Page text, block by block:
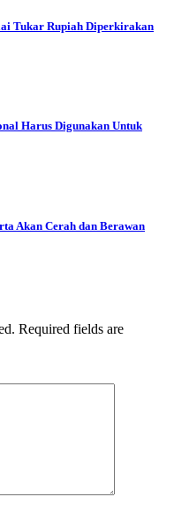
Tukar Rupiah Diperkirakan
Harus Digunakan Untuk
Akan Cerah dan Berawan
Required fields are